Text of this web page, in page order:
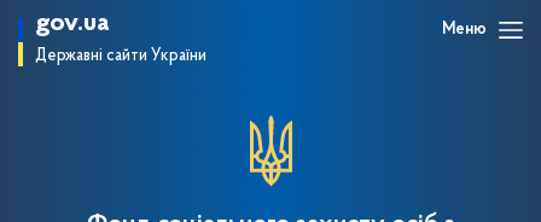
gov.ua
Державні сайти України
Меню